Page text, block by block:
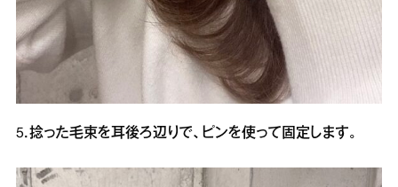
5．捻った毛束を耳後ろ辺りで、ピンを使って固定します。